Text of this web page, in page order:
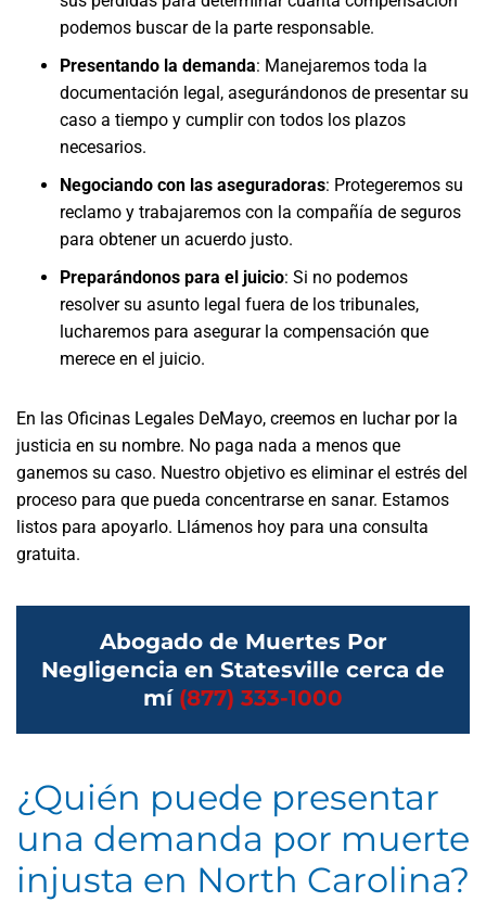
podemos buscar de la parte responsable.
Presentando la demanda: Manejaremos toda la
documentación legal, asegurándonos de presentar su
caso a tiempo y cumplir con todos los plazos
necesarios.
Negociando con las aseguradoras: Protegeremos su
reclamo y trabajaremos con la compañía de seguros
para obtener un acuerdo justo.
Preparándonos para el juicio: Si no podemos
resolver su asunto legal fuera de los tribunales,
lucharemos para asegurar la compensación que
merece en el juicio.
En las Oficinas Legales DeMayo, creemos en luchar por la
justicia en su nombre. No paga nada a menos que
ganemos su caso. Nuestro objetivo es eliminar el estrés del
proceso para que pueda concentrarse en sanar. Estamos
listos para apoyarlo. Llámenos hoy para una consulta
gratuita.
Abogado de Muertes Por
Negligencia en Statesville cerca de
mí (877) 333-1000
¿Quién puede presentar
una demanda por muerte
injusta en North Carolina?